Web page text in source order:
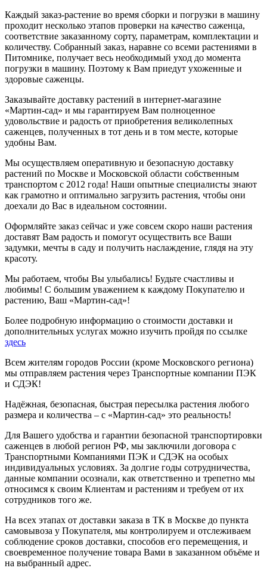
Каждый заказ-растение во время сборки и погрузки в машину
проходит несколько этапов проверки на качество саженца,
соответствие заказанному сорту, параметрам, комплектации и
количеству. Собранный заказ, наравне со всеми растениями в
Питомнике, получает весь необходимый уход до момента
погрузки в машину. Поэтому к Вам приедут ухоженные и
здоровые саженцы.
Заказывайте доставку растений в интернет-магазине
«Мартин-сад» и мы гарантируем Вам полноценное
удовольствие и радость от приобретения великолепных
саженцев, полученных в тот день и в том месте, которые
удобны Вам.
Мы осуществляем оперативную и безопасную доставку
растений по Москве и Московской области собственным
транспортом с 2012 года! Наши опытные специалисты знают
как грамотно и оптимально загрузить растения, чтобы они
доехали до Вас в идеальном состоянии.
Оформляйте заказ сейчас и уже совсем скоро наши растения
доставят Вам радость и помогут осуществить все Ваши
задумки, мечты в саду и получить наслаждение, глядя на эту
красоту.
Мы работаем, чтобы Вы улыбались! Будьте счастливы и
любимы! С большим уважением к каждому Покупателю и
растению, Ваш «Мартин-сад»!
Более подробную информацию о стоимости доставки и
дополнительных услугах можно изучить пройдя по ссылке
здесь
Всем жителям городов России (кроме Московского региона)
мы отправляем растения через Транспортные компании ПЭК
и СДЭК!
Надёжная, безопасная, быстрая пересылка растения любого
размера и количества – с «Мартин-сад» это реальность!
Для Вашего удобства и гарантии безопасной транспортировки
саженцев в любой регион РФ, мы заключили договора с
Транспортными Компаниями ПЭК и СДЭК на особых
индивидуальных условиях. За долгие годы сотрудничества,
данные компании осознали, как ответственно и трепетно мы
относимся к своим Клиентам и растениям и требуем от их
сотрудников того же.
На всех этапах от доставки заказа в ТК в Москве до пункта
самовывоза у Покупателя, мы контролируем и отслеживаем
соблюдение сроков доставки, способов его перемещения, и
своевременное получение товара Вами в заказанном объёме и
на выбранный адрес.